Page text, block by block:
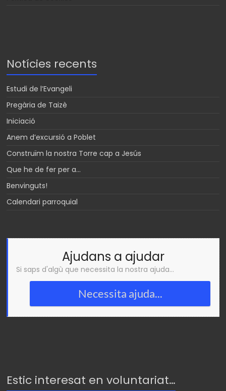
Notícies recents
Estudi de l’Evangeli
Pregària de Taizè
Iniciació
Anem d’excursió a Poblet
Construïm la nostra Torre cap a Jesús
Que he de fer per a…
Benvinguts!
Calendari parroquial
Ajudans a ajudar
Si saps d'algù que necessita la nostra ajuda...
Necessita ajuda...
Estic interesat en voluntariat…